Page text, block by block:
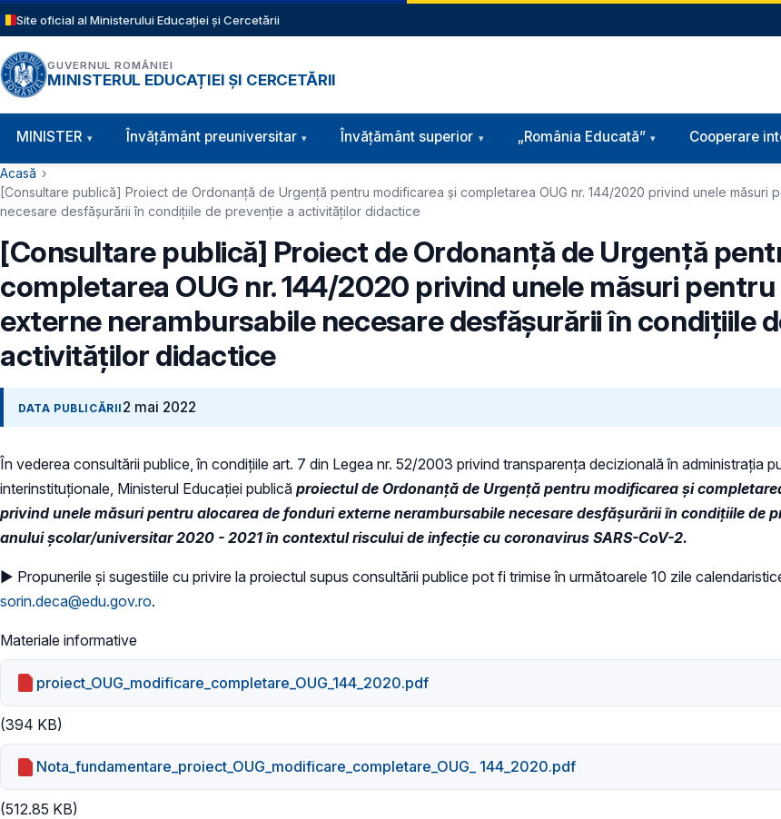
Sari la conținutul principal
Site oficial al Ministerului Educației și Cercetării
GUVERNUL ROMÂNIEI
MINISTERUL EDUCAȚIEI ȘI CERCETĂRII
Navigație principală
MINISTER Învăţământ preuniversitar Învățământ superior „România Educată” Cooperare
Cale de navigare
Acasă
[Consultare publică] Proiect de Ordonanță de Urgență pentru modificarea și completarea OUG nr. 144/2020 privind unele
necesare desfăşurării în condiţiile de prevenţie a activităților didactice
[Consultare publică] Proiect de Ordonanță de Urgență
completarea OUG nr. 144/2020 privind unele măsuri
externe nerambursabile necesare desfăşurării în condiţiile
activităților didactice
DATA PUBLICĂRII 2 mai 2022
În vederea consultării publice, în condiţiile art. 7 din Legea nr. 52/2003 privind transparenţa decizională în administraţia
interinstituționale, Ministerul Educaţiei publică proiectul de Ordonanță de Urgență pentru modificarea și
privind unele măsuri pentru alocarea de fonduri externe nerambursabile necesare desfăşurării în condiţiile de
anului şcolar/universitar 2020 - 2021 în contextul riscului de infecţie cu coronavirus SARS-CoV-2.
► Propunerile și sugestiile cu privire la proiectul supus consultării publice pot fi trimise în următoarele 10 zile
sorin.deca@edu.gov.ro.
Materiale informative
proiect_OUG_modificare_completare_OUG_144_2020.pdf
(394 KB)
Nota_fundamentare_proiect_OUG_modificare_completare_OUG_ 144_2020.pdf
(512.85 KB)